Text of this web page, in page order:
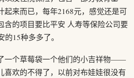
起来而已，每年2168元，感觉还是可
含的项目要比平安 人寿等保险公司要
15种多多了。
一个草莓袋一个他们的小吉祥物——
喜欢的不得了，以前对布娃娃很没有